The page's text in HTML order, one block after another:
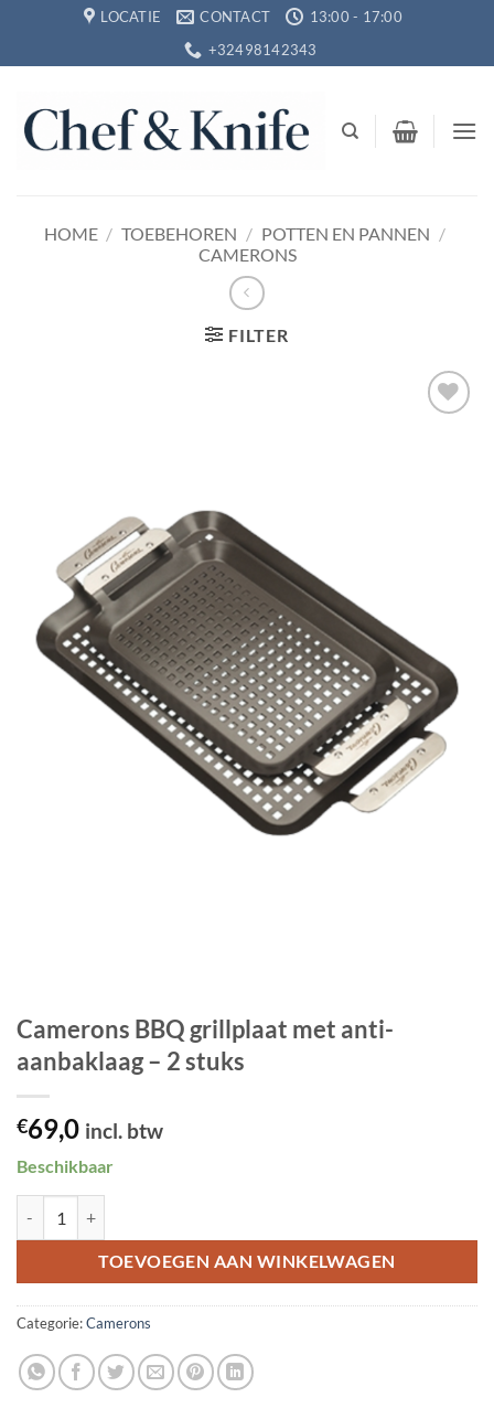
inhoud
LOCATIE CONTACT
13:00 - 17:00
+32498142343
HOME / TOEBEHOREN / POTTEN EN PANNEN /
CAMERONS
FILTER
Camerons BBQ grillplaat met anti-
aanbaklaag – 2 stuks
€69,0 incl. btw
Beschikbaar
TOEVOEGEN AAN WINKELWAGEN
Categorie:Camerons